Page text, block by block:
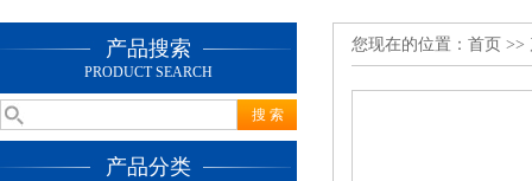
产品搜索
PRODUCT SEARCH
产品分类
您现在的位置： 首页 >>